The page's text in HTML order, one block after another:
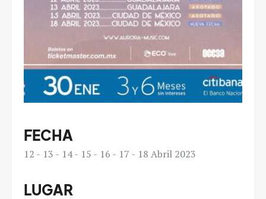
FECHA
12 13 14 15 16 17 18 Abril 2023
LUGAR